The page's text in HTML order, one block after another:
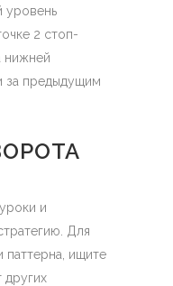
уровень
2 стоп-
нижней
за предыдущим
и
Для
ищите
других